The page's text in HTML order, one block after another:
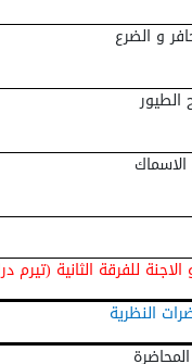
و الضرع
الطيور
للفرقة الثانية
النظرية